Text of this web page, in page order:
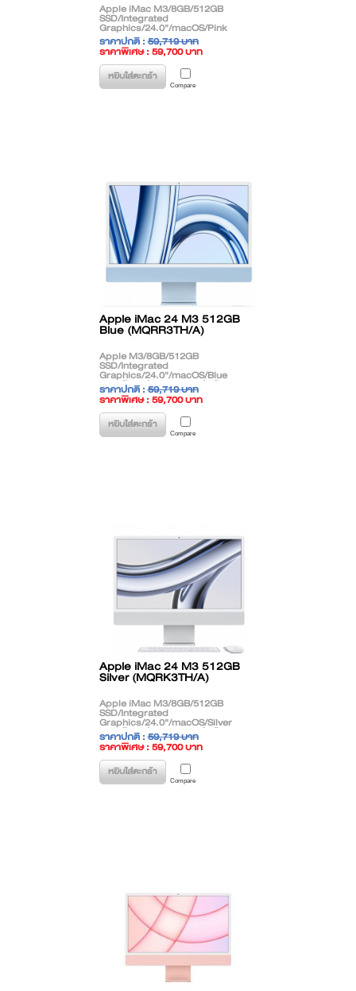
Apple iMac M3/8GB/512GB
SSD/Integrated
Graphics/24.0"/macOS/Pink
**สินค้าตกรุ่น (EOL) ติดต่อฝ่ายขาย
เพื่อแนะนำรุ่นทดแทน**
ราคาปกติ :59,719 บาท
ราคาพิเศษ : 59,700 บาท
( ราคาไม่รวมภาษี )
หยิบใส่ตะกร้า
Compare
Apple iMac 24 M3 512GB
Blue (MQRR3TH/A)
Apple M3/8GB/512GB
SSD/Integrated
Graphics/24.0"/macOS/Blue
**สินค้าตกรุ่น (EOL) ติดต่อฝ่ายขาย
เพื่อแนะนำรุ่นทดแทน**
ราคาปกติ :59,719 บาท
ราคาพิเศษ : 59,700 บาท
( ราคาไม่รวมภาษี )
หยิบใส่ตะกร้า
Compare
Apple iMac 24 M3 512GB
Silver (MQRK3TH/A)
Apple iMac M3/8GB/512GB
SSD/Integrated
Graphics/24.0"/macOS/Silver
**สินค้าตกรุ่น (EOL) ติดต่อฝ่ายขาย
เพื่อแนะนำรุ่นทดแทน**
ราคาปกติ :59,719 บาท
ราคาพิเศษ : 59,700 บาท
( ราคาไม่รวมภาษี )
หยิบใส่ตะกร้า
Compare